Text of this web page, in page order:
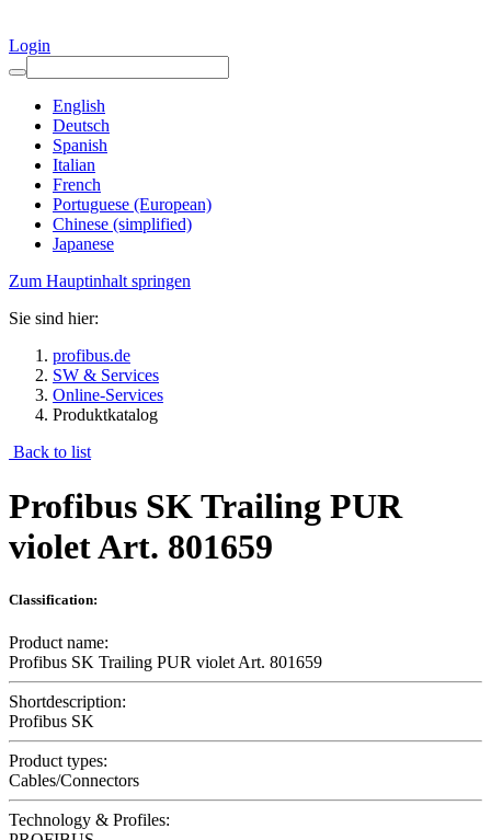
Login
English
Deutsch
Spanish
Italian
French
Portuguese (European)
Chinese (simplified)
Japanese
Zum Hauptinhalt springen
Sie sind hier:
profibus.de
SW & Services
Online-Services
Produktkatalog
Back to list
Profibus SK Trailing PUR
violet Art. 801659
Classification:
Product name:
Profibus SK Trailing PUR violet Art. 801659
Shortdescription:
Profibus SK
Product types:
Cables/Connectors
Technology & Profiles: